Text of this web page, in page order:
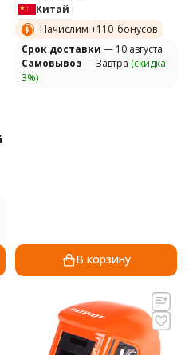
Китай
Начислим +110 бонусов
Cрок доставки — 10 августа
Самовывоз— Завтра (скидка
3%)
В корзину